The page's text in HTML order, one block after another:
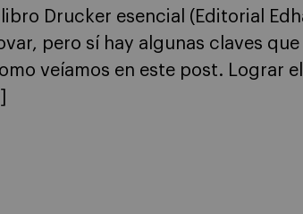
Drucker esencial (Editorial
pero sí hay algunas claves que
veíamos en este post. Lograr